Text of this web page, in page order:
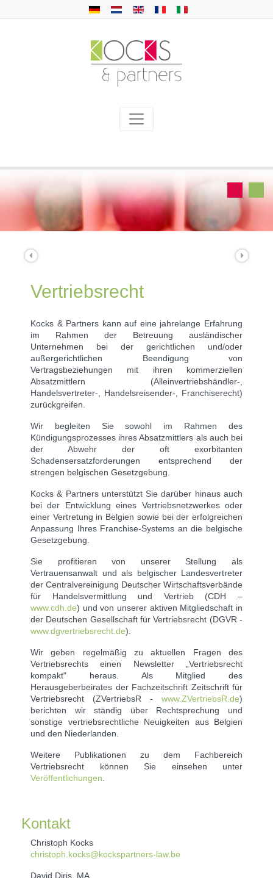
Vertriebsrecht
Kocks & Partners kann auf eine jahrelange Erfahrung
im Rahmen der Betreuung ausländischer
Unternehmen bei der gerichtlichen und/oder
außergerichtlichen Beendigung von
Vertragsbeziehungen mit ihren kommerziellen
Absatzmittlern (Alleinvertriebshändler-,
Handelsvertreter-, Handelsreisender-, Franchiserecht)
zurückgreifen.
Wir begleiten Sie sowohl im Rahmen des
Kündigungsprozesses ihres Absatzmittlers als auch bei
der Abwehr der oft exorbitanten
Schadensersatzforderungen entsprechend der
strengen belgischen Gesetzgebung.
Kocks & Partners unterstützt Sie darüber hinaus auch
bei der Entwicklung eines Vertriebsnetzwerkes oder
einer Vertretung in Belgien sowie bei der erfolgreichen
Anpassung Ihres Franchise-Systems an die belgische
Gesetzgebung.
Sie profitieren von unserer Stellung als
Vertrauensanwalt und als belgischer Landesvertreter
der Centralvereinigung Deutscher Wirtschaftsverbände
für Handelsvermittlung und Vertrieb (CDH –
www.cdh.de) und von unserer aktiven Mitgliedschaft in
der Deutschen Gesellschaft für Vertriebsrecht (DGVR -
www.dgvertriebsrecht.de).
Wir geben regelmäßig zu aktuellen Fragen des
Vertriebsrechts einen Newsletter „Vertriebsrecht
kompakt" heraus. Als Mitglied des
Herausgeberbeirates der Fachzeitschrift Zeitschrift für
Vertriebsrecht (ZVertriebsR - www.ZVertriebsR.de)
berichten wir ständig über Rechtsprechung und
sonstige vertriebsrechtliche Neuigkeiten aus Belgien
und den Niederlanden.
Weitere Publikationen zu dem Fachbereich
Vertriebsrecht können Sie einsehen unter
Veröffentlichungen
Kontakt
Christoph Kocks
christoph.kocks@kockspartners-law.be
David Diris, MA